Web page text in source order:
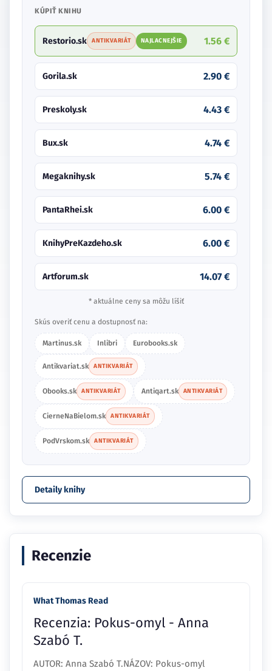
KÚPIŤ KNIHU
Restorio.sk ANTIKVARIÁT NAJLACNEJŠIE 1.56 €
Gorila.sk 2.90 €
Preskoly.sk 4.43 €
Bux.sk 4.74 €
Megaknihy.sk 5.74 €
PantaRhei.sk 6.00 €
KnihyPreKazdeho.sk 6.00 €
Artforum.sk 14.07 €
* aktuálne ceny sa môžu líšiť
Skús overiť cenu a dostupnosť na:
Martinus.sk Inlibri Eurobooks.sk
Antikvariat.sk ANTIKVARIÁT
Obooks.sk ANTIKVARIÁT Antiqart.sk ANTIKVARIÁT
CierneNaBielom.sk ANTIKVARIÁT
PodVrskom.sk ANTIKVARIÁT
Detaily knihy
Recenzie
What Thomas Read
Recenzia: Pokus-omyl - Anna
Szabó T.
AUTOR: Anna Szabó T.NÁZOV: Pokus-omyl